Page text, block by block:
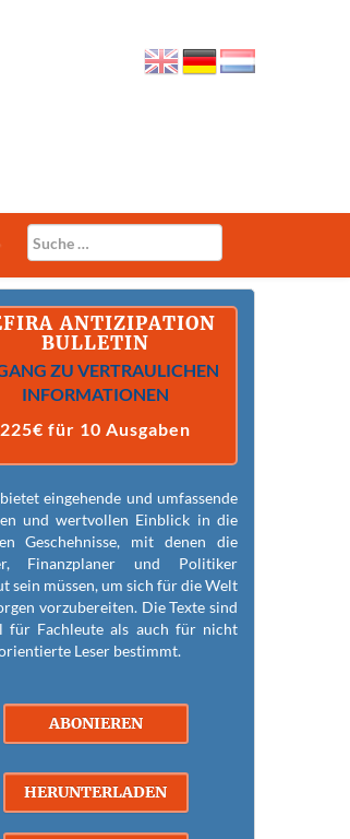
ANTIZIPATION
BULLETIN
ZU VERTRAULICHEN
INFORMATIONEN
225€ für 10 Ausgaben
eingehende und umfassende
und wertvollen Einblick in die
Geschehnisse, mit denen die
Finanzplaner und Politiker
sein müssen, um sich für die Welt
vorzubereiten. Die Texte sind
für Fachleute als auch für nicht
Leser bestimmt.
ABONIEREN
HERUNTERLADEN